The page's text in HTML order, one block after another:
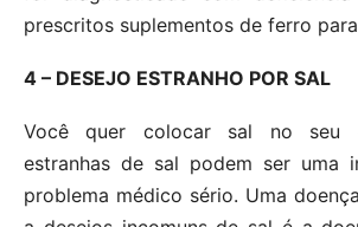
prescritos suplementos de ferro
4 – DESEJO ESTRANHO POR SAL
Você quer colocar sal no seu
estranhas de sal podem ser uma
problema médico sério. Uma